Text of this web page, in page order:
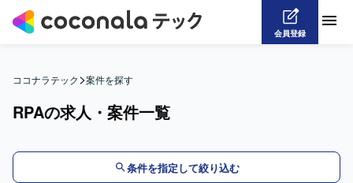
会員登録
ココナラテック>案件を探す
RPAの求人・案件一覧
条件を指定して絞り込む